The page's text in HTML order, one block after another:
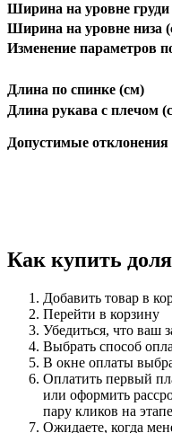
Ширина на уровне груди
Ширина на уровне низа
Изменение параметров
Длина по спинке (см)
Длина рукава с плечом
Допустимые
Как купить
Добавить товар в
Перейти в корзину
Убедиться, что ваш
Выбрать способ
В окне оплаты
Оплатить первый
или оформить
пару кликов на
Ожидаете, когда